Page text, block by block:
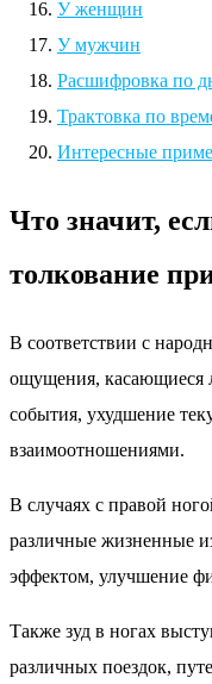
У женщин
У мужчин
Расшифровка по
Трактовка по
Интересные
Что значит,
толкование
В соответствии с
ощущения, касающиеся
события, ухудшение
взаимоотношениями.
В случаях с правой
различные жизненные
эффектом, улучшение
Также зуд в ногах
различных поездок,